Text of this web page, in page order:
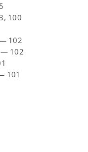
100
102
— 102
101